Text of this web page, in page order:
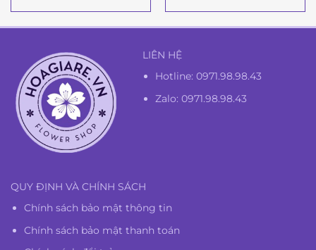
LIÊN HỆ
Hotline:0971.98.98.43
Zalo: 0971.98.98.43
QUY ĐỊNH VÀ CHÍNH SÁCH
Chính sách bảo mật thông tin
Chính sách bảo mật thanh toán